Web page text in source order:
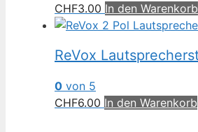
CHF3.00 In den Warenkorb
ReVox
0 von 5
CHF6.00 In den Warenkorb